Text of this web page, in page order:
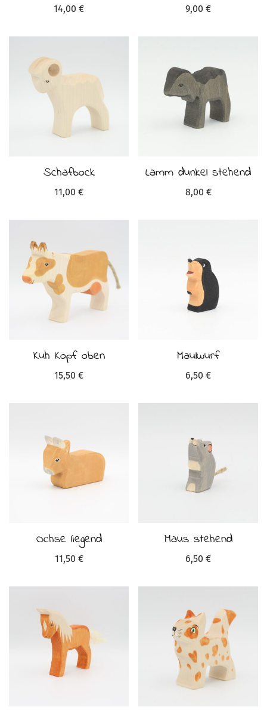
14,00 € 9,00 €
Schafbock
11,00 €
Lamm dunkel stehend
8,00 €
Kuh Kopf oben
15,50 €
Maulwurf
6,50 €
Ochse liegend
11,50 €
Maus stehend
6,50 €